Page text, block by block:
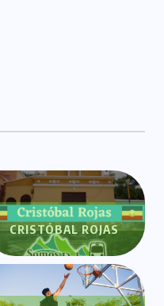
CRISTÓBAL ROJAS